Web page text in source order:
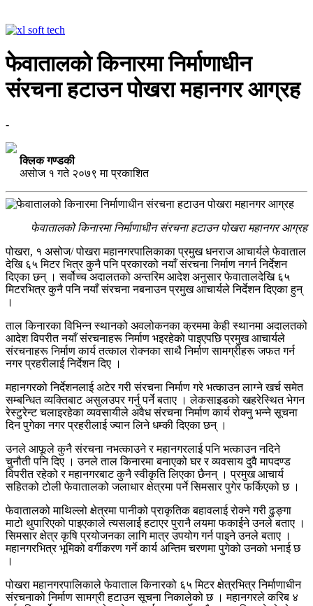
फेवातालको किनारमा निर्माणाधीन
संरचना हटाउन पोखरा महानगर आग्रह
-
क्लिक गण्डकी
असाेज १ गते २०७९ मा प्रकाशित
फेवातालको किनारमा निर्माणाधीन संरचना हटाउन पोखरा महानगर आग्रह
पोखरा, १ असोज/ पोखरा महानगरपालिकाका प्रमुख धनराज आचार्यले फेवाताल
देखि ६५ मिटर भित्र कुनै पनि प्रकारको नयाँ संरचना निर्माण नगर्न निर्देशन
दिएका छन् । सर्वोच्च अदालतको अन्तरिम आदेश अनुसार फेवातालदेखि ६५
मिटरभित्र कुनै पनि नयाँ संरचना नबनाउन प्रमुख आचार्यले निर्देशन दिएका हुन्
।
ताल किनारका विभिन्न स्थानको अवलोकनका क्रममा केही स्थानमा अदालतको
आदेश विपरीत नयाँ संरचनाहरू निर्माण भइरहेको पाइएपछि प्रमुख आचार्यले
संरचनाहरू निर्माण कार्य तत्काल रोक्नका साथै निर्माण सामग्रीहरू जफत गर्न
नगर प्रहरीलाई निर्देशन दिए ।
महानगरको निर्देशनलाई अटेर गरी संरचना निर्माण गरे भत्काउन लाग्ने खर्च समेत
सम्बन्धित व्यक्तिबाट असुलउपर गर्नु पर्ने बताए । लेकसाइडको खहरेस्थित भेगन
रेस्टुरेन्ट चलाइरहेका व्यवसायीले अवैध संरचना निर्माण कार्य रोक्नु भन्ने सूचना
दिन पुगेका नगर प्रहरीलाई ज्यान लिने धम्की दिएका छन् ।
उनले आफूले कुनै संरचना नभत्काउने र महानगरलाई पनि भत्काउन नदिने
चुनौती पनि दिए । उनले ताल किनारमा बनाएको घर र व्यवसाय दुवै मापदण्ड
विपरीत रहेको र महानगरबाट कुनै स्वीकृति लिएका छैनन् । प्रमुख आचार्य
सहितको टोली फेवातालको जलाधार क्षेत्रमा पर्ने सिमसार पुगेर फर्किएको छ ।
फेवातालको माथिल्लो क्षेत्रमा पानीको प्राकृतिक बहावलाई रोक्ने गरी ढुङ्गा
माटो थुपारिएको पाइएकाले त्यसलाई हटाएर पुरानै लयमा फकाईने उनले बताए ।
सिमसार क्षेत्र कृषि प्रयोजनका लागि मात्र उपयोग गर्न पाइने उनले बताए ।
महानगरभित्र भूमिको वर्गीकरण गर्ने कार्य अन्तिम चरणमा पुगेको उनको भनाई छ
।
पोखरा महानगरपालिकाले फेवाताल किनारको ६५ मिटर क्षेत्रभित्र निर्माणाधीन
संरचनाको निर्माण सामग्री हटाउन सूचना निकालेको छ । महानगरले करिब ४